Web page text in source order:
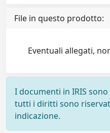
File in questo prodotto:
Eventuali allegati,
I documenti in IRIS
tutti i diritti sono
indicazione.